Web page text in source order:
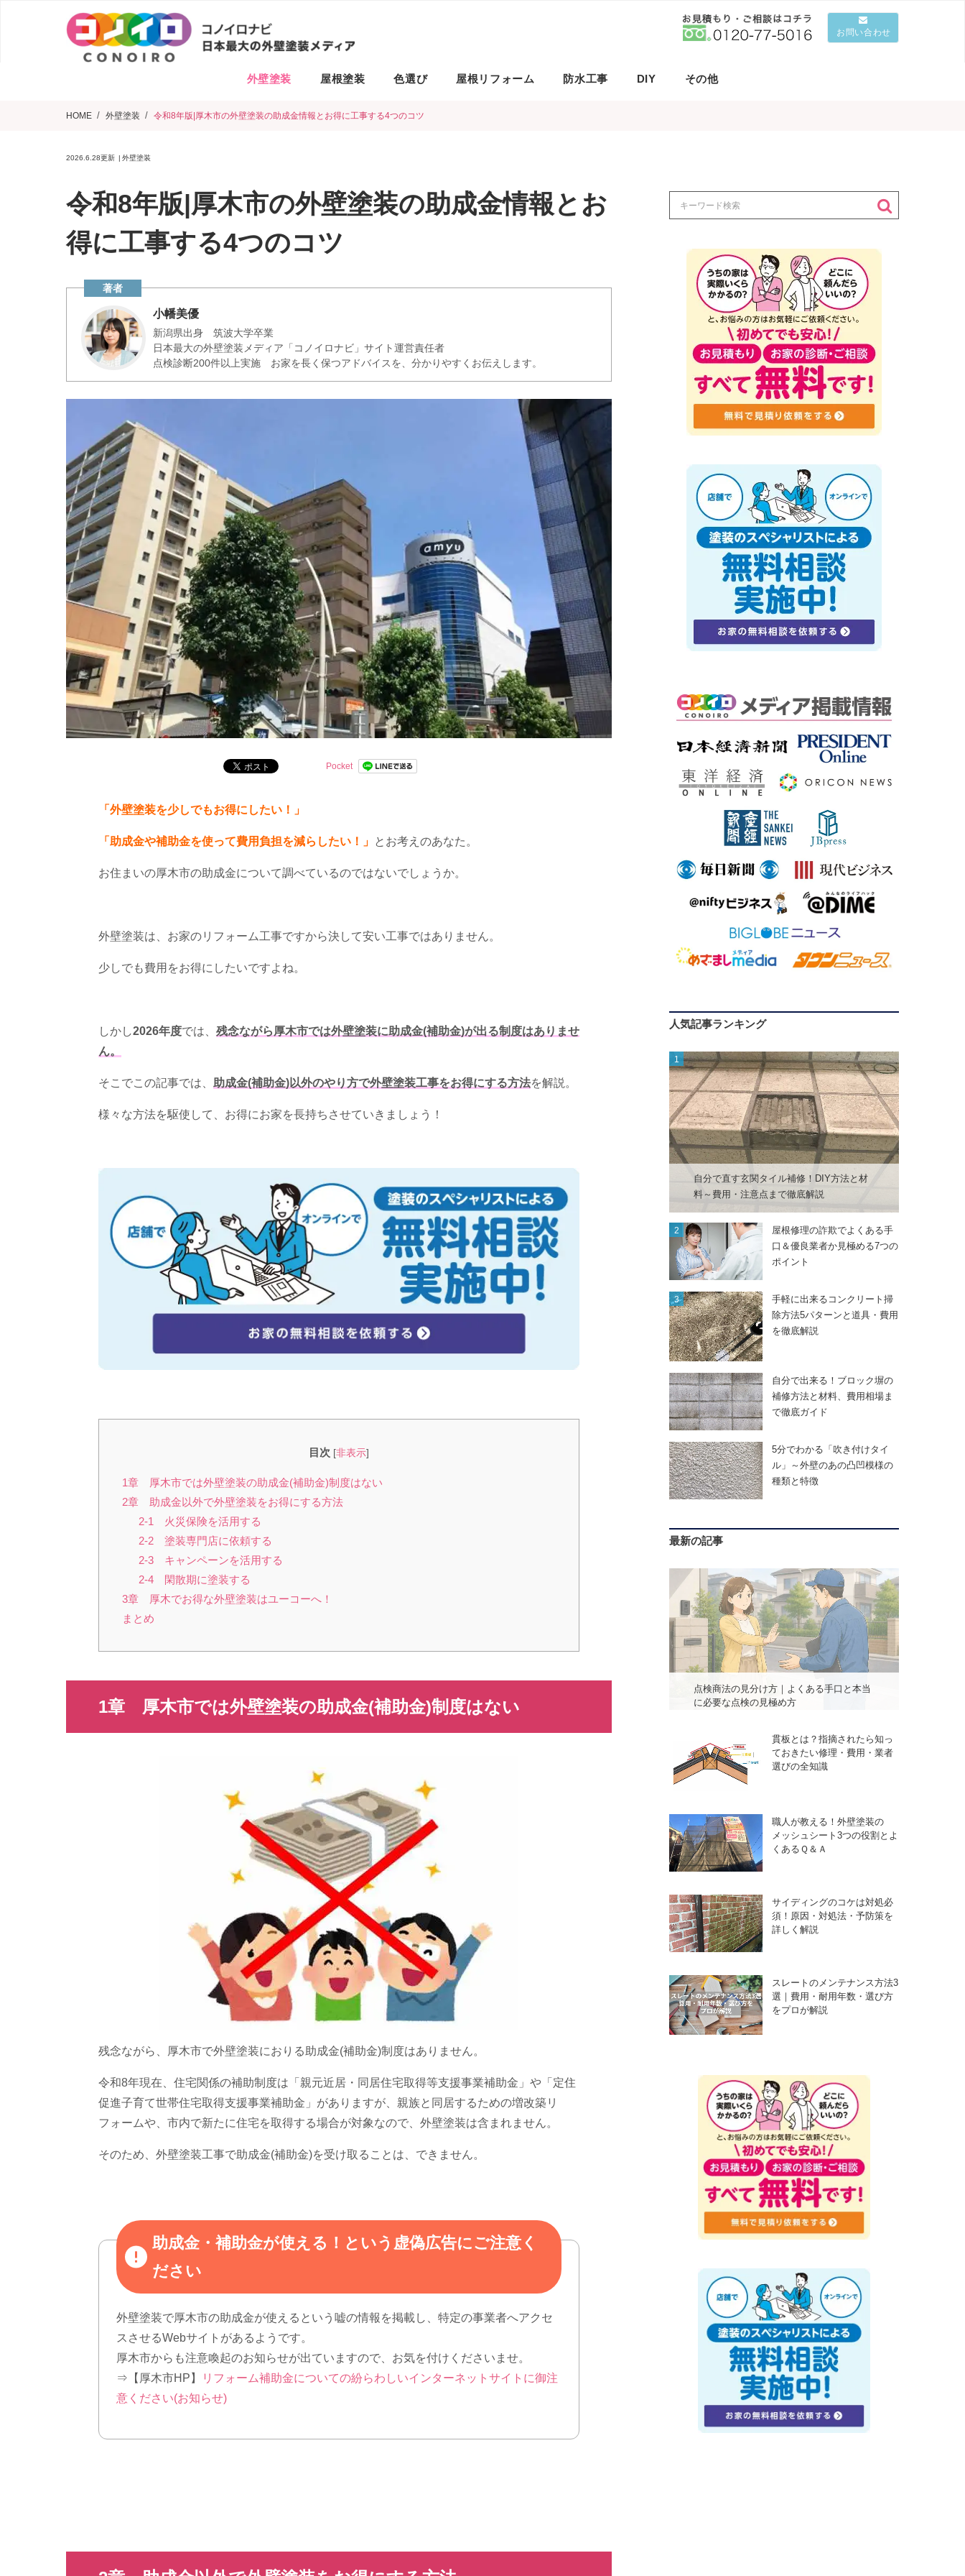
お問い合わせ
外壁塗装 屋根塗装 色選び 屋根リフォーム 防水工事 DIY その他
HOME 外壁塗装 令和8年版|厚木市の外壁塗装の助成金情報とお得に工事する4つのコツ
2026.6.28更新 外壁塗装
令和8年版|厚木市の外壁塗装の助成金情報とお
得に工事する4つのコツ
小幡美優
新潟県出身 筑波大学卒業
日本最大の外壁塗装メディア「コノイロナビ」サイト運営責任者
点検診断200件以上実施 お家を長く保つアドバイスを、分かりやすくお伝えします。
Pocket
「外壁塗装を少しでもお得にしたい！」
「助成金や補助金を使って費用負担を減らしたい！」 とお考えのあなた。
お住まいの厚木市の助成金について調べているのではないでしょうか。
外壁塗装は、お家のリフォーム工事ですから決して安い工事ではありません。
少しでも費用をお得にしたいですよね。
しかし2026年度では、 残念ながら厚木市では外壁塗装に助成金(補助金)が出る制度はありませ
ん。
そこでこの記事では、 助成金(補助金)以外のやり方で外壁塗装工事をお得にする方法を解説。
様々な方法を駆使して、お得にお家を長持ちさせていきましょう！
目次 [非表示]
1章 厚木市では外壁塗装の助成金(補助金)制度はない
2章 助成金以外で外壁塗装をお得にする方法
2-1 火災保険を活用する
2-2 塗装専門店に依頼する
2-3 キャンペーンを活用する
2-4 閑散期に塗装する
3章 厚木でお得な外壁塗装はユーコーへ！
まとめ
1章 厚木市では外壁塗装の助成金(補助金)制度はない
残念ながら、厚木市で外壁塗装におりる助成金(補助金)制度はありません。
令和8年現在、住宅関係の補助制度は「親元近居・同居住宅取得等支援事業補助金」や「定住
促進子育て世帯住宅取得支援事業補助金」がありますが、親族と同居するための増改築リ
フォームや、市内で新たに住宅を取得する場合が対象なので、外壁塗装は含まれません。
そのため、外壁塗装工事で助成金(補助金)を受け取ることは、できません。
助成金・補助金が使える！という虚偽広告にご注意く
ださい
外壁塗装で厚木市の助成金が使えるという嘘の情報を掲載し、特定の事業者へアクセ
スさせるWebサイトがあるようです。
厚木市からも注意喚起のお知らせが出ていますので、お気を付けくださいませ。
⇒【厚木市HP】
リフォーム補助金についての紛らわしいインターネットサイトに御注
意ください(お知らせ)
人気記事ランキング
自分で直す玄関タイル補修！DIY方法と材
料～費用・注意点まで徹底解説
屋根修理の詐欺でよくある手
口＆優良業者か見極める7つの
ポイント
手軽に出来るコンクリート掃
除方法5パターンと道具・費用
を徹底解説
自分で出来る！ブロック塀の
補修方法と材料、費用相場ま
で徹底ガイド
5分でわかる「吹き付けタイ
ル」～外壁のあの凸凹模様の
種類と特徴
最新の記事
点検商法の見分け方｜よくある手口と本当
に必要な点検の見極め方
貫板とは？指摘されたら知っ
ておきたい修理・費用・業者
選びの全知識
職人が教える！外壁塗装の
メッシュシート3つの役割とよ
くあるＱ＆Ａ
サイディングのコケは対処必
須！原因・対処法・予防策を
詳しく解説
スレートのメンテナンス方法3
選｜費用・耐用年数・選び方
をプロが解説